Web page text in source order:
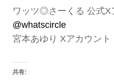
ワッツ◎さーくる 公式X
@whatscircle
宮本あゆり Xアカウント
共有: